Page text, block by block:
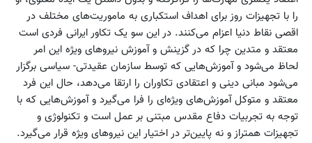
را با تجهیزات روز برای اهداف استکباری به ماموریت‌های مختلف در
اقصی نقاط دنیا اعزام می‌کنند. در این سو یک تکاور ایرانی فردی است
معتقد و متدین چرا که در گزینش و آموزش نیروهای ویژه این امر
لحاظ می‌شود و آموزش‌هایی که توسط سازمان عقیدتی- سیاسی برگزار
می‌شود مبانی دینی و اعتقادی تکاوران را ارتقا می‌دهد، حال این فرد
معتقد و متوکل آموزش‌های ویژه‌ای را فرا می‌گیرد و آموزش‌هایی که با
توجه به تجربیات دفاع مقدس مبتنی بر عمل است و تکنولوژی و
تجهیزات همتراز و نه پایین‌تر در اختیار این نیروهای ویژه قرار می‌گیرد.